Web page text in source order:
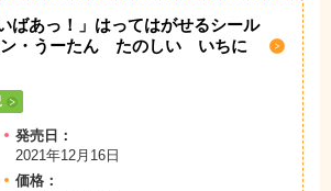
ばあっ！」はってはがせるシール
ン・うーたん たのしい いちに
発売日：
2021年12月16日
価格：